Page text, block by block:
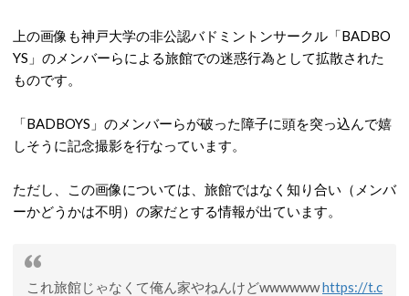
上の画像も神戸大学の非公認バドミントンサークル「BADBO
YS」のメンバーらによる旅館での迷惑行為として拡散された
ものです。
「BADBOYS」のメンバーらが破った障子に頭を突っ込んで嬉
しそうに記念撮影を行なっています。
ただし、この画像については、旅館ではなく知り合い（メンバ
ーかどうかは不明）の家だとする情報が出ています。
これ旅館じゃなくて俺ん家やねんけどwwwwwwhttps://t.c